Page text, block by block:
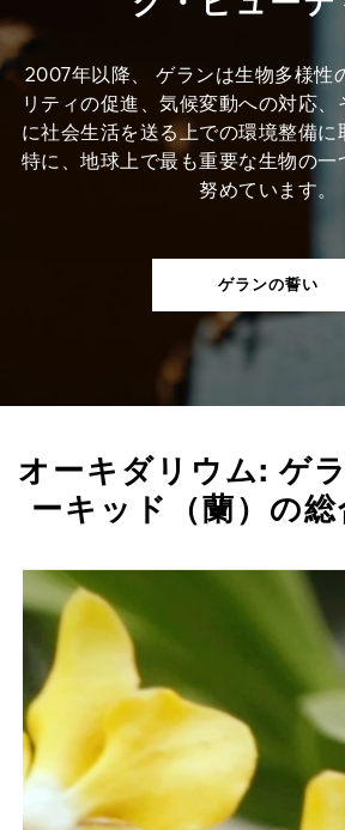
2007年以降、 ゲランは生物多様性
リティの促進、気候変動への対応、
に社会生活を送る上での環境整備に
特に、地球上で最も重要な生物の一
努めています。
ゲランの誓い
オーキダリウム: ゲ
ーキッド（蘭）の総